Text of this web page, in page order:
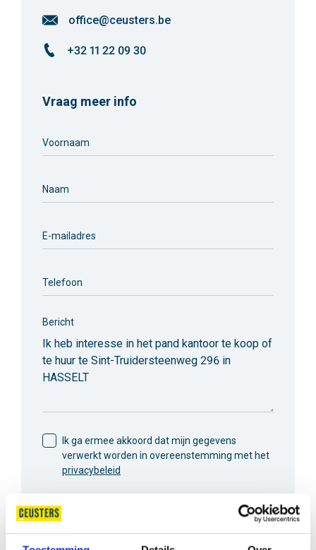
office@ceusters.be
+32 11 22 09 30
Vraag meer info
Voornaam
Naam
E-mailadres
Telefoon
Bericht
Ik ga ermee akkoord dat mijn gegevens
verwerkt worden in overeenstemming met het
privacybeleid
VERZENDEN